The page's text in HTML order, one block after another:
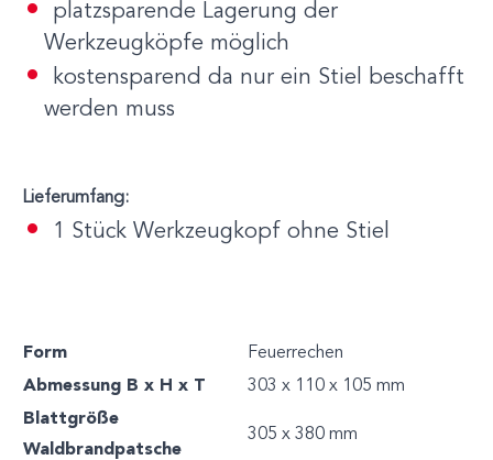
platzsparende Lagerung der
Werkzeugköpfe möglich
kostensparend da nur ein Stiel beschafft
werden muss
Lieferumfang:
1 Stück Werkzeugkopf ohne Stiel
Form
Feuerrechen
Abmessung B x H x T
303 x 110 x 105 mm
Blattgröße
Waldbrandpatsche
305 x 380 mm